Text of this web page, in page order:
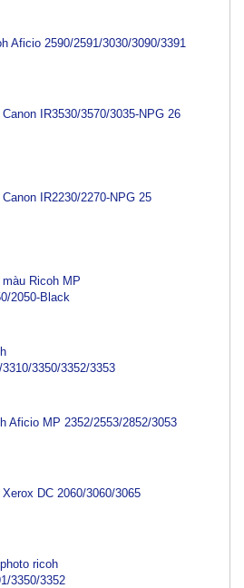
Aficio 2590/2591/3030/3090/3391
IR3530/3570/3035-NPG 26
IR2230/2270-NPG 25
Ricoh MP
2050-Black
3350/3352/3353
Aficio MP 2352/2553/2852/3053
DC 2060/3060/3065
ricoh
3350/3352